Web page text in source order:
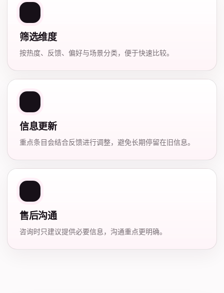
筛选维度
按热度、反馈、偏好与场景分类，便于快速比较。
信息更新
重点条目会结合反馈进行调整，避免长期停留在旧信息。
售后沟通
咨询时只建议提供必要信息，沟通重点更明确。